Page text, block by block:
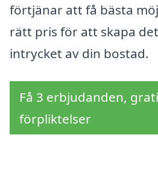
förtjänar att få bästa
rätt pris för att skapa
intrycket av din bostad.
Få 3 erbjudanden,
förpliktelser